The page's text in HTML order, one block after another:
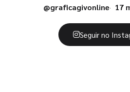
@graficagivonline
17
Seguir no